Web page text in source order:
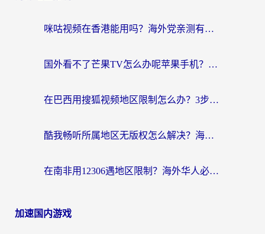
咪咕视频在香港能用吗？海外党亲测有效的回国加速方案来了
国外看不了芒果TV怎么办呢苹果手机？海外党追剧游戏的全能解决方案
在巴西用搜狐视频地区限制怎么办？3步解决海外看国内剧的烦恼
酷我畅听所属地区无版权怎么解决？海外党必看的回国加速全攻略
在南非用12306遇地区限制？海外华人必看的回国加速全攻略（附B站芒果TV解锁技巧）
加速国内游戏